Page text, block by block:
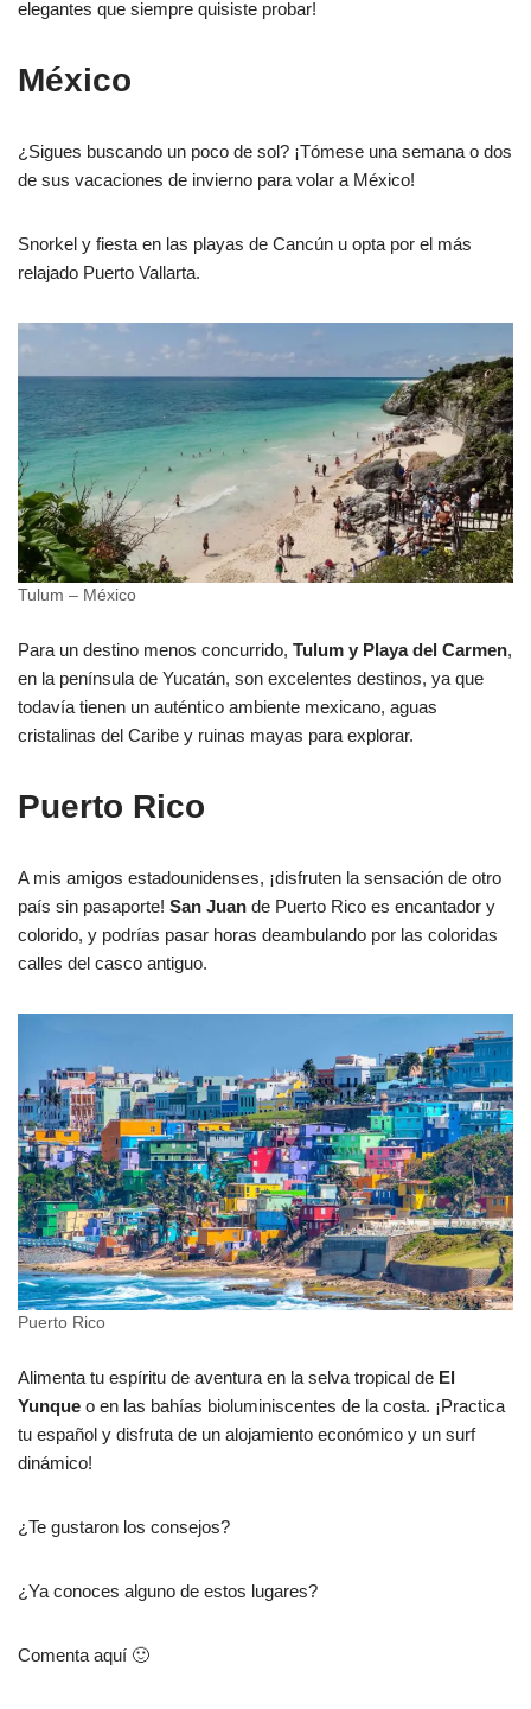
elegantes que siempre quisiste probar!
México
¿Sigues buscando un poco de sol? ¡Tómese una semana o dos
de sus vacaciones de invierno para volar a México!
Snorkel y fiesta en las playas de Cancún u opta por el más
relajado Puerto Vallarta.
Tulum – México
Para un destino menos concurrido, Tulum y Playa del Carmen,
en la península de Yucatán, son excelentes destinos, ya que
todavía tienen un auténtico ambiente mexicano, aguas
cristalinas del Caribe y ruinas mayas para explorar.
Puerto Rico
A mis amigos estadounidenses, ¡disfruten la sensación de otro
país sin pasaporte! San Juan de Puerto Rico es encantador y
colorido, y podrías pasar horas deambulando por las coloridas
calles del casco antiguo.
Puerto Rico
Alimenta tu espíritu de aventura en la selva tropical de El
Yunque o en las bahías bioluminiscentes de la costa. ¡Practica
tu español y disfruta de un alojamiento económico y un surf
dinámico!
¿Te gustaron los consejos?
¿Ya conoces alguno de estos lugares?
Comenta aquí 🙂